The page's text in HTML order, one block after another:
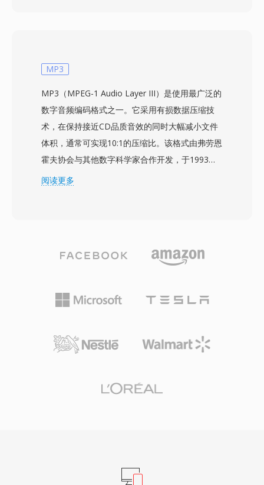
说是重要的考量因素。该格式在《模拟城市4》、
品中持续使用。通过 FFmpeg 及模组社区开发的
专用游戏资源提取工具,可以提取和转换 XA 音
频。对开发者而言,一个实际优势是 XA 文件可以
在游戏运行过程中从磁盘流式读取而不会阻塞主循
环,在内存稀缺的年代实现了连续的背景音乐播
放。对于游戏保存工作者来说,XA 在解包经典
MP3
MP3（MPEG-1 Audio Layer III）是使用最广泛的
数字音频编码格式之一。它采用有损数据压缩技
术，在保持接近CD品质音效的同时大幅减小文件
体积，通常可实现10:1的压缩比。该格式由弗劳恩
霍夫协会与其他数字科学家合作开发，于1993年
作为MPEG-1规范的一部分成为国际标准。MP3文
的驱动力，使音乐的实际存储和互联网分发成为可
操作系统和便携设备上兼容性最广的音频格式之
一。
阅读更多